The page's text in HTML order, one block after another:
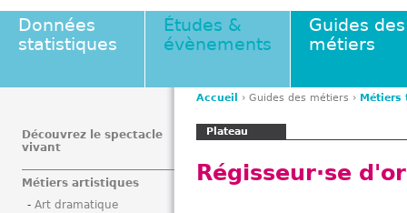
e
Données
statistiques
Études &
évènements
Guides des
métiers
s
Accueil › Guides des métiers › Métiers
Plateau
Régisseur·se
Découvrez le spectacle
vivant
Métiers artistiques
Art dramatique